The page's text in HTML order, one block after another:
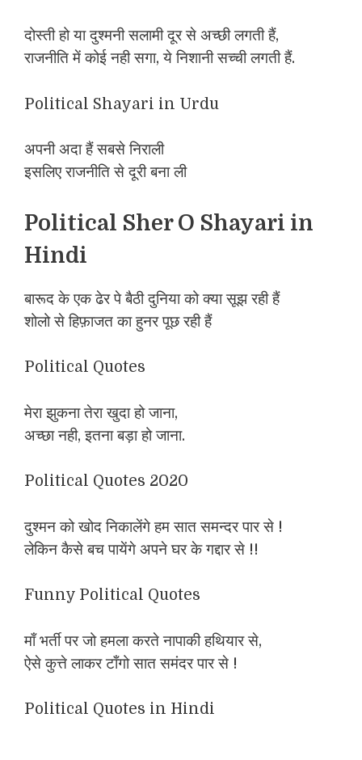
दोस्ती हो या दुश्मनी सलामी दूर से अच्छी लगती हैं,
राजनीति में कोई नही सगा, ये निशानी सच्ची लगती हैं.
Political Shayari in Urdu
अपनी अदा हैं सबसे निराली
इसलिए राजनीति से दूरी बना ली
Political Sher O Shayari in
Hindi
बारूद के एक ढेर पे बैठी दुनिया को क्या सूझ रही हैं
शोलो से हिफ़ाजत का हुनर पूछ रही हैं
Political Quotes
मेरा झुकना तेरा खुदा हो जाना,
अच्छा नही, इतना बड़ा हो जाना.
Political Quotes 2020
दुश्मन को खोद निकालेंगे हम सात समन्दर पार से !
लेकिन कैसे बच पायेंगे अपने घर के गद्दार से !!
Funny Political Quotes
माँ भर्ती पर जो हमला करते नापाकी हथियार से,
ऐसे कुत्ते लाकर टाँगो सात समंदर पार से !
Political Quotes in Hindi